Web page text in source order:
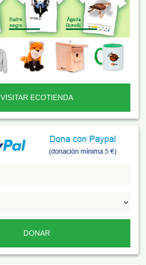
VISITAR ECOTIENDA